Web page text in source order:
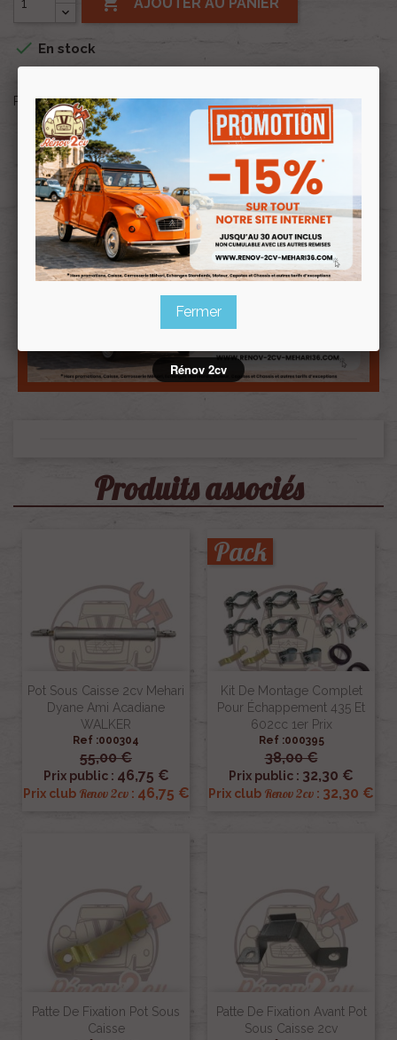
 En stock
Partager
favoriteAJOUTER À MA LISTE D'ENVIES
Produits associés
Pot Sous Caisse 2cv Mehari
Dyane Ami Acadiane
WALKER
Ref :000304
55,00 €
Prix public : 46,75 €
Prix club Renov 2cv: 46,75 €
Kit De Montage Complet
Pour Échappement 435 Et
602cc 1er Prix
Ref :000395
38,00 €
Prix public : 32,30 €
Prix club Renov 2cv : 32,30 €
Pack
Patte De Fixation Pot Sous
Caisse
Patte De Fixation Avant Pot
Sous Caisse 2cv
Fermer
Rénov 2cv